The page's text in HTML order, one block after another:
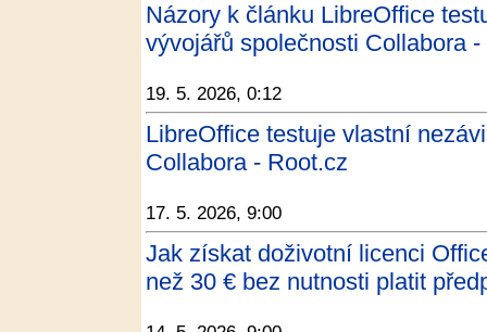
Názory k článku LibreOffice
vývojářů společnosti Collabora
19. 5. 2026, 0:12
LibreOffice testuje vlastní
Collabora - Root.cz
17. 5. 2026, 9:00
Jak získat doživotní licenci
než 30 € bez nutnosti platit